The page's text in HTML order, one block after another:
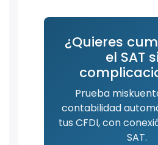
¿Quieres
el SAT
Prueba
contabilidad
tus CFDI, con
SAT.